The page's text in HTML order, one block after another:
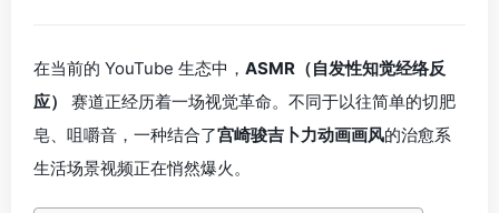
在当前的 YouTube 生态中， ASMR（自发性知觉经络反
应）
赛道正经历着一场视觉革命。不同于以往简单的切肥
皂、咀嚼音，一种结合了宫崎骏吉卜力动画画风的治愈系
生活场景视频正在悄然爆火。